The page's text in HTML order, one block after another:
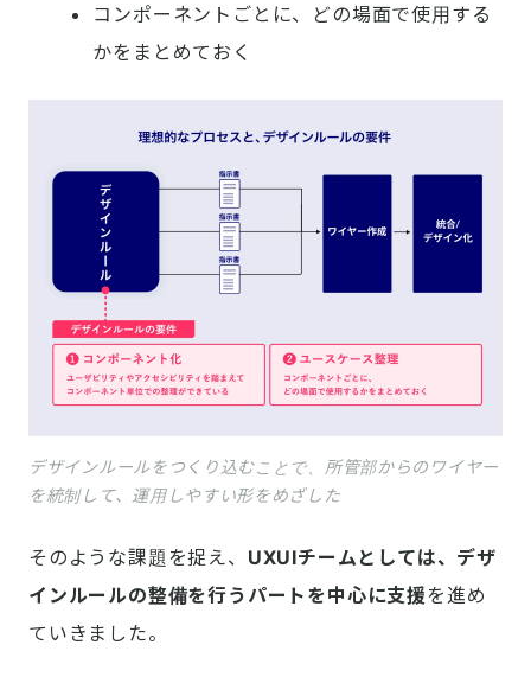
コンポーネントごとに、どの場面で使用する
かをまとめておく
デザインルールをつくり込むことで、所管部からのワイヤー
を統制して、運用しやすい形をめざした
そのような課題を捉え、 UXUIチームとしては、デザ
インルールの整備を行うパートを中心に支援を進め
ていきました。